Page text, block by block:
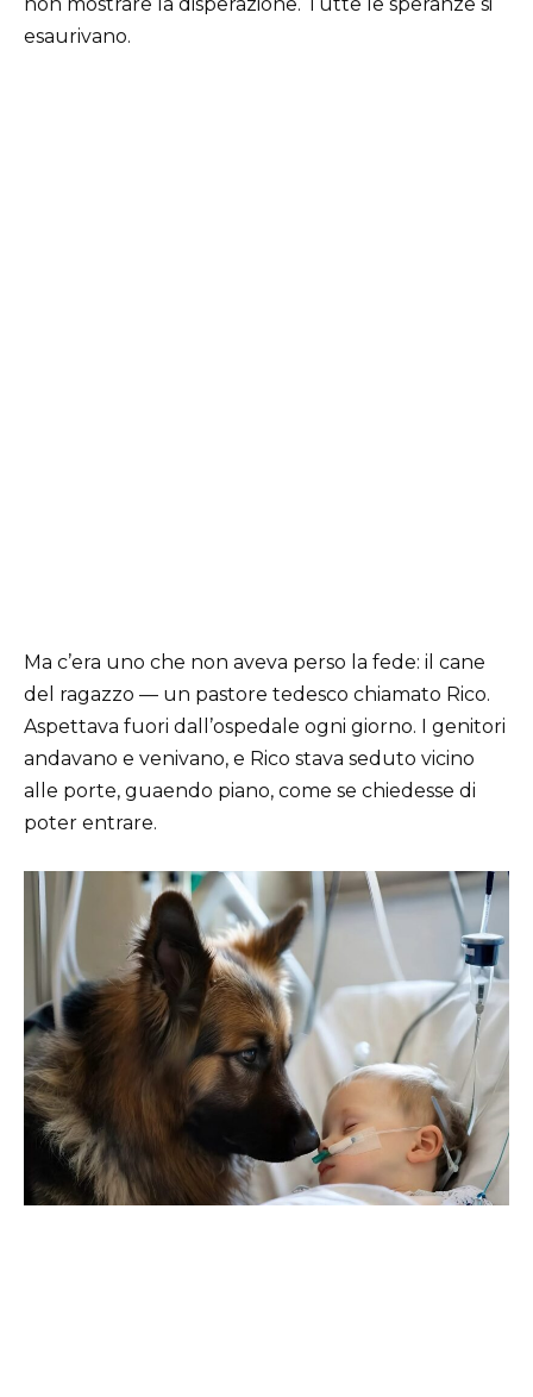
esaurivano.
Ma c’era uno che non aveva perso la fede: il cane
del ragazzo — un pastore tedesco chiamato Rico.
Aspettava fuori dall’ospedale ogni giorno. I genitori
andavano e venivano, e Rico stava seduto vicino
alle porte, guaendo piano, come se chiedesse di
poter entrare.